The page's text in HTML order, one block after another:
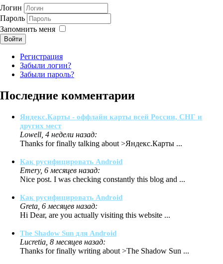
Логин
Пароль
Запомнить меня
Войти
Регистрация
Забыли логин?
Забыли пароль?
Последние комментарии
Яндекс.Карты - оффлайн карты всей России, СНГ и
других мест
Lowell, 4 недели назад:
Thanks for finally talking about >Яндекс.Карты ...
Как русифицировать Android
Emery, 6 месяцев назад:
Nice post. I was checking constantly this blog and ...
Как русифицировать Android
Greta, 6 месяцев назад:
Hi Dear, are you actually visiting this website ...
The Shadow Sun для Android
Lucretia, 8 месяцев назад:
Thanks for finally writing about >The Shadow Sun ...